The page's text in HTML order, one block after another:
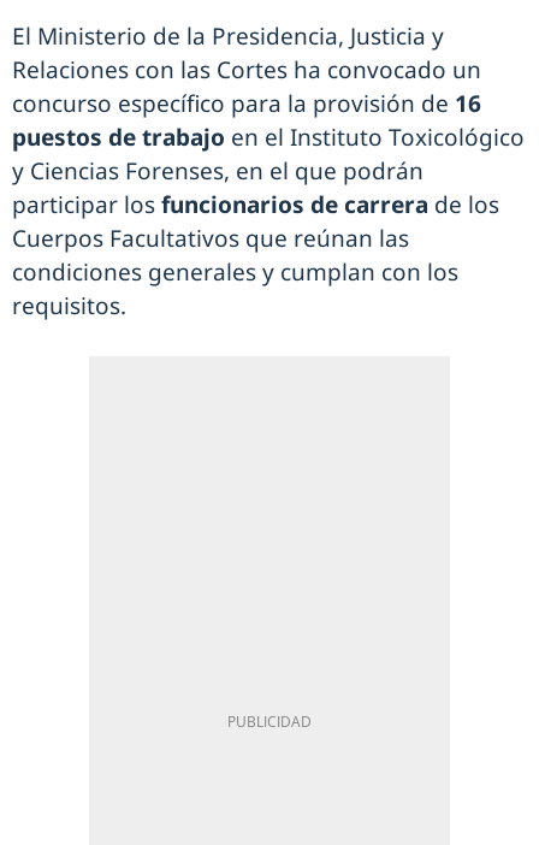
El Ministerio de la Presidencia, Justicia y
Relaciones con las Cortes ha convocado un
concurso específico para la provisión de 16
puestos de trabajo en el Instituto Toxicológico
y Ciencias Forenses, en el que podrán
participar losfuncionarios de carrera de los
Cuerpos Facultativos que reúnan las
condiciones generales y cumplan con los
requisitos.